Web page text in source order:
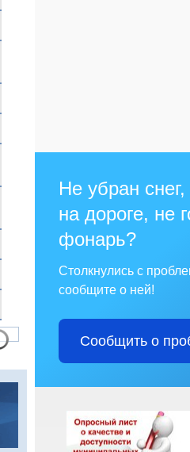
Не убран
на дороге, не
фонарь?
Столкнулись с
сообщите о ней!
Сообщить о